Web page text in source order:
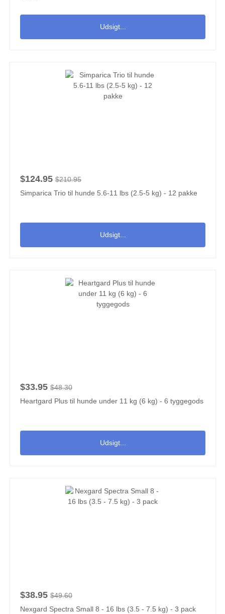
Udsigt...
$124.95 $210.95
Simparica Trio til hunde 5.6-11 lbs (2.5-5 kg) - 12 pakke
Udsigt...
$33.95 $48.30
Heartgard Plus til hunde under 11 kg (6 kg) - 6 tyggegods
Udsigt...
$38.95 $49.60
Nexgard Spectra Small 8 - 16 lbs (3.5 - 7.5 kg) - 3 pack